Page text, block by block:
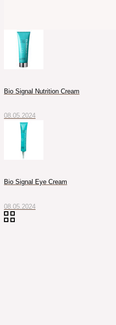
Bio Signal Nutrition Cream
08.05.2024
Bio Signal Eye Cream
08.05.2024